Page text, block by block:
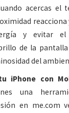
acercas el
reacciona
y evitar el
de la
del
iPhone con
una
en me.com